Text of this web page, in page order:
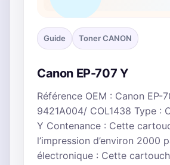
Guide Toner CANON
Canon EP-707 Y
Référence OEM : Canon EP-
9421A004/ COL1438 Type :
Y Contenance : Cette
l’impression d’environ 2000
électronique : Cette